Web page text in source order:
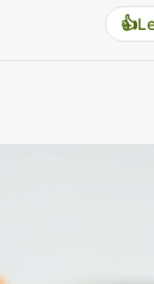
👍